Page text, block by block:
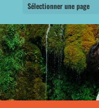
Sélectionner une page